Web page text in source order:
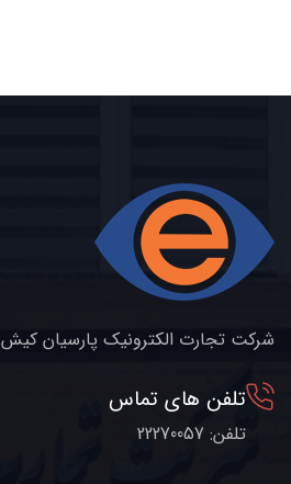
شرکت تجارت الکترونیک پارسیان کیش
تلفن های تماس
تلفن: 22270057